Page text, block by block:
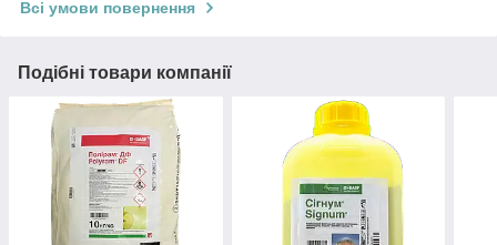
Всі умови повернення
Подібні товари компанії